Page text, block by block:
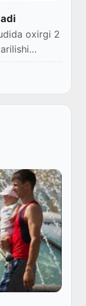
oxirgi 2
va ushbu
ga pasa...